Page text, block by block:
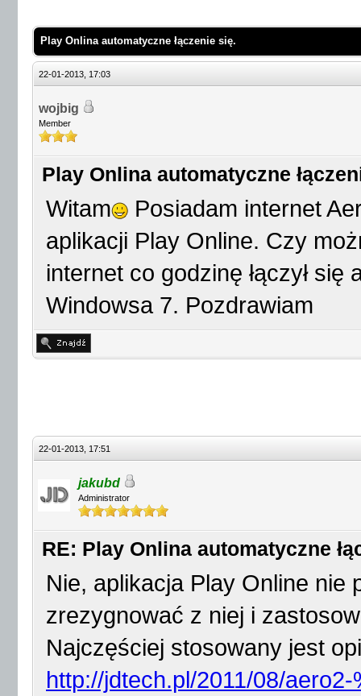
Play Onlina automatyczne łączenie się.
22-01-2013, 17:03
wojbig
Member
Play Onlina automatyczne
Witam
Posiadam internet
aplikacji Play Online. Czy
internet co godzinę łączył
Windowsa 7. Pozdrawiam
22-01-2013, 17:51
jakubd
Administrator
RE: Play Onlina automatyczne
Nie, aplikacja Play Online nie
zrezygnować z niej i
Najczęściej stosowany jest
http://jdtech.pl/2011/08/